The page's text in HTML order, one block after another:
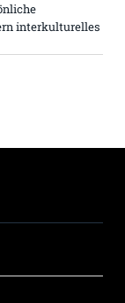
interkulturelles